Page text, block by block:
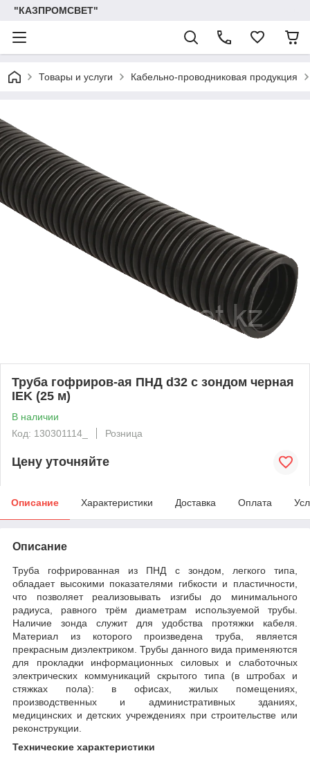
"КАЗПРОМСВЕТ"
Товары и услуги Кабельно-проводниковая продукция
Труба гофриров-ая ПНД d32 с зондом черная
IEK (25 м)
В наличии
Код: 130301114_
Розница
Цену уточняйте
Описание Характеристики Доставка Оплата
Описание
Труба гофрированная из ПНД с зондом, легкого типа,
обладает высокими показателями гибкости и пластичности,
что позволяет реализовывать изгибы до минимального
радиуса, равного трём диаметрам используемой трубы.
Наличие зонда служит для удобства протяжки кабеля.
Материал из которого произведена труба, является
прекрасным диэлектриком. Трубы данного вида применяются
для прокладки информационных силовых и слаботочных
электрических коммуникаций скрытого типа (в штробах и
стяжках пола): в офисах, жилых помещениях,
производственных и административных зданиях,
медицинских и детских учреждениях при строительстве или
реконструкции.
Технические характеристики